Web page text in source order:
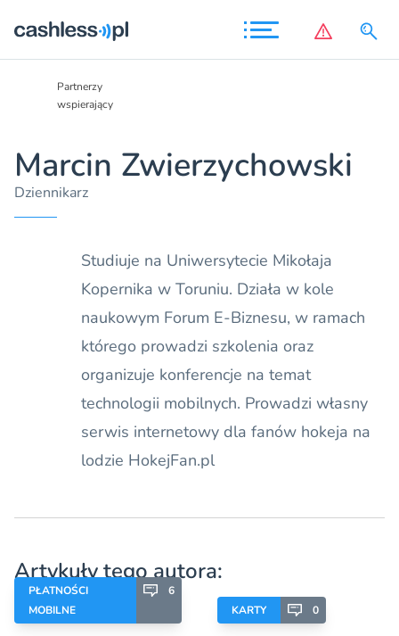
Partnerzy
wspierający
Marcin Zwierzychowski
Dziennikarz
Studiuje na Uniwersytecie Mikołaja
Kopernika w Toruniu. Działa w kole
naukowym Forum E-Biznesu, w ramach
którego prowadzi szkolenia oraz
organizuje konferencje na temat
technologii mobilnych. Prowadzi własny
serwis internetowy dla fanów hokeja na
lodzie HokejFan.pl
Artykuły tego autora:
PŁATNOŚCI
MOBILNE
6
KARTY 0